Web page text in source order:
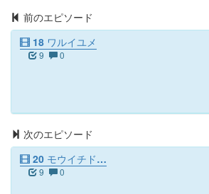
前のエピソード
18 ワルイユメ
9 0
次のエピソード
20 モウイチド…
9 0